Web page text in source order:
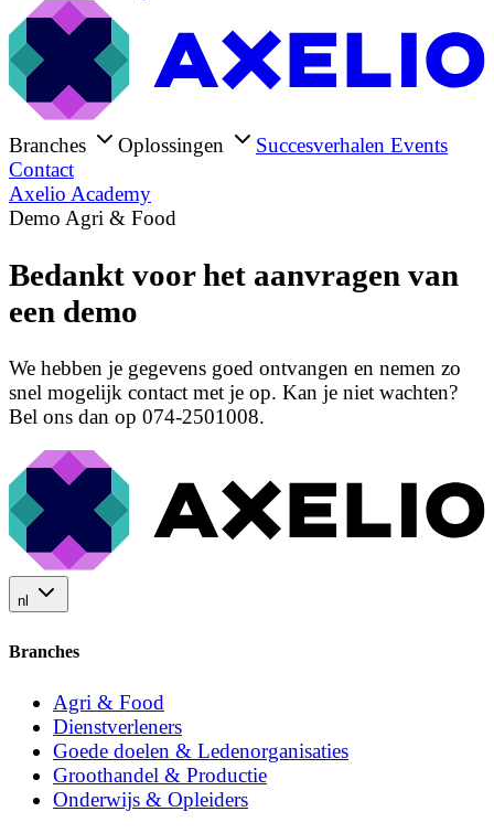
Branches Oplossingen Succesverhalen Events
Contact
Axelio Academy
Demo Agri & Food
Bedankt voor het aanvragen van
een demo
We hebben je gegevens goed ontvangen en nemen zo
snel mogelijk contact met je op. Kan je niet wachten?
Bel ons dan op 074-2501008.
nl
Branches
Agri & Food
Dienstverleners
Goede doelen & Ledenorganisaties
Groothandel & Productie
Onderwijs & Opleiders